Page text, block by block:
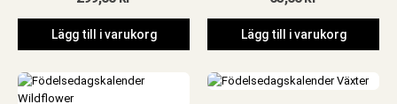
Lägg till i varukorg Lägg till i varukorg